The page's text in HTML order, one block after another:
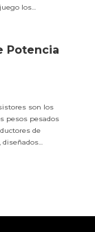
los...
Potencia
son los
pesos pesados
de